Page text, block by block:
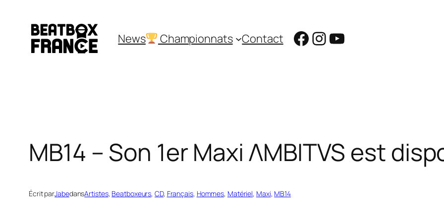
contenu
News Championnats Contact Facebook
Instagram
YouTube
MB14 – Son 1er Maxi ΛMBITVS est
Écrit parJabedansArtistes, Beatboxeurs, CD, Français, Hommes, Matériel, Maxi, MB14